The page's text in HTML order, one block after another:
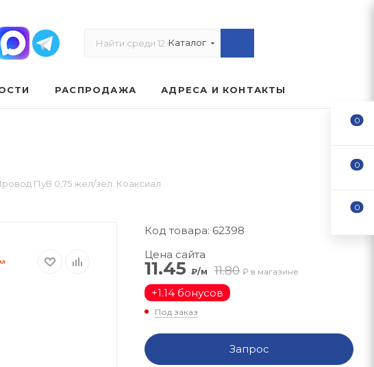
Каталог
РАСПРОДАЖА АДРЕСА И КОНТАКТЫ
ПуВ 0,75 жел/зел. Коаксиал
Код товара: 62398
Цена сайта
11.45 ₽/м 11.80 ₽ в магазине
+1.14 бонусов
Под заказ
Запрос
0
0
0